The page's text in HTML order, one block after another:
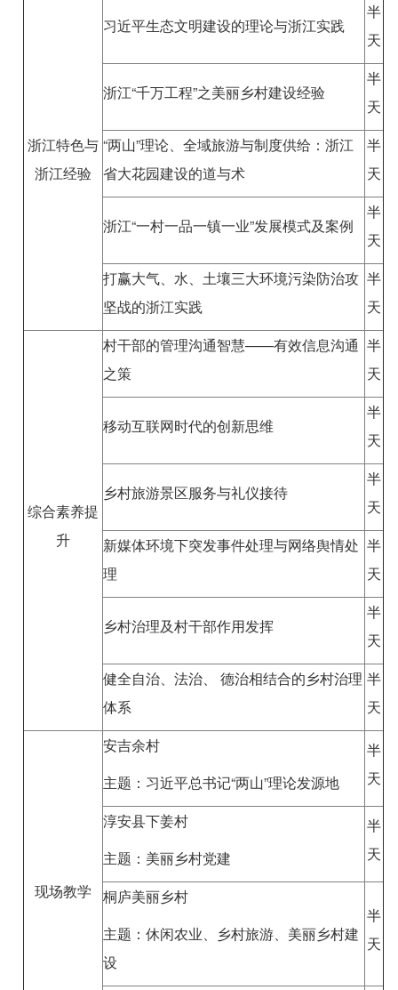
浙江特色与
浙江经验
习近平生态文明建设的理论与浙江实践
半
天
浙江“千万工程”之美丽乡村建设经验
半
天
“两山”理论、全域旅游与制度供给：浙江
省大花园建设的道与术
半
天
浙江“一村一品一镇一业”发展模式及案例
半
天
打赢大气、水、土壤三大环境污染防治攻
坚战的浙江实践
半
天
综合素养提
升
村干部的管理沟通智慧——有效信息沟通
之策
半
天
移动互联网时代的创新思维
半
天
乡村旅游景区服务与礼仪接待
半
天
新媒体环境下突发事件处理与网络舆情处
理
半
天
乡村治理及村干部作用发挥
半
天
健全自治、法治、 德治相结合的乡村治理
体系
半
天
现场教学
安吉余村
主题：习近平总书记“两山”理论发源地
半
天
淳安县下姜村
主题：美丽乡村党建
半
天
桐庐美丽乡村
主题：休闲农业、乡村旅游、美丽乡村建
设
半
天